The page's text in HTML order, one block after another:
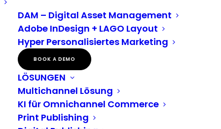
DAM – Digital Asset Management
Adobe InDesign + LAGO Layout
Hyper Personalisiertes Marketing
BOOK A DEMO
LÖSUNGEN
Multichannel Lösung
KI für Omnichannel Commerce
Print Publishing
der Eversfrank Gruppe
Die Eversfrank Gruppe
nimmt weitere
HighSpeed-